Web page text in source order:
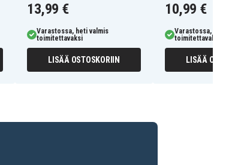
13,99 €
Varastossa, heti valmis
toimitettavaksi
LISÄÄ OSTOSKORIIN
10,99 €
Varastossa, heti
toimitettavaksi
LISÄÄ